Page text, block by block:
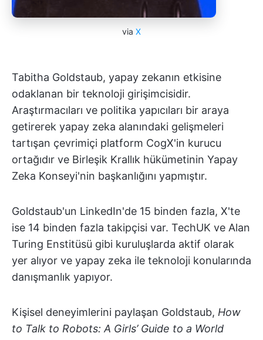
via X
Tabitha Goldstaub, yapay zekanın etkisine
odaklanan bir teknoloji girişimcisidir.
Araştırmacıları ve politika yapıcıları bir araya
getirerek yapay zeka alanındaki gelişmeleri
tartışan çevrimiçi platform CogX'in kurucu
ortağıdır ve Birleşik Krallık hükümetinin Yapay
Zeka Konseyi'nin başkanlığını yapmıştır.
Goldstaub'un LinkedIn'de 15 binden fazla, X'te
ise 14 binden fazla takipçisi var. TechUK ve Alan
Turing Enstitüsü gibi kuruluşlarda aktif olarak
yer alıyor ve yapay zeka ile teknoloji konularında
danışmanlık yapıyor.
Kişisel deneyimlerini paylaşan Goldstaub, How
to Talk to Robots: A Girls’ Guide to a World